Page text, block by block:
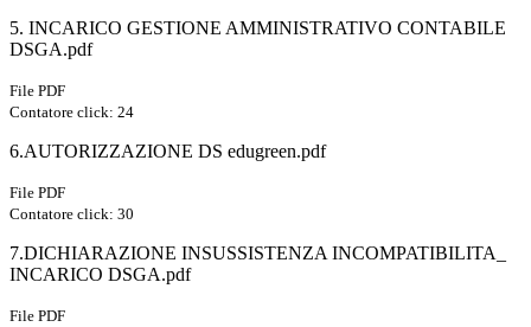
5. INCARICO GESTIONE AMMINISTRATIVO CONTABILE
DSGA.pdf
File PDF
Contatore click: 24
6.AUTORIZZAZIONE DS edugreen.pdf
File PDF
Contatore click: 30
7.DICHIARAZIONE INSUSSISTENZA INCOMPATIBILITA_
INCARICO DSGA.pdf
File PDF